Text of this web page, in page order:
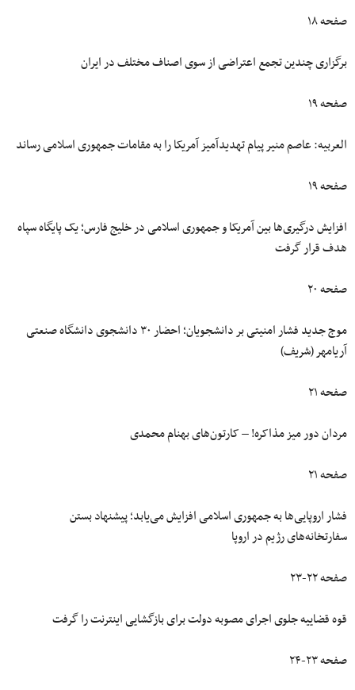
صفحه ۱۸
برگزاری چندین تجمع اعتراضی از سوی اصناف مختلف در ایران
صفحه ۱۹
العربیه: عاصم منیر پیام تهدیدآمیز آمریکا را به مقامات جمهوری اسلامی رساند
صفحه ۱۹
افزایش درگیری‌ها بین آمریکا و جمهوری اسلامی در خلیج فارس؛ یک پایگاه سپاه
هدف قرار گرفت
صفحه ۲۰
موج جدید فشار امنیتی بر دانشجویان؛ احضار ۳۰ دانشجوی دانشگاه صنعتی
آریامهر (شریف)
صفحه ۲۱
مردان دور میز مذاکره! – کارتون‌های بهنام محمدی
صفحه ۲۱
فشار اروپایی‌ها به جمهوری اسلامی افزایش می‌یابد؛ پیشنهاد بستن
سفارتخانه‌های رژیم در اروپا
صفحه ۲۲-۲۳
قوه قضاییه جلوی اجرای مصوبه دولت برای بازگشایی اینترنت را گرفت
صفحه ۲۳-۲۴